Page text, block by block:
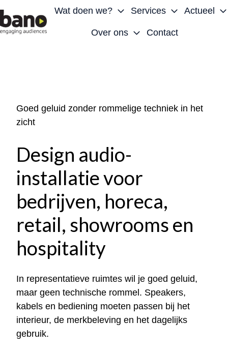
Wat doen we? Services Actueel
Over ons Contact
Goed geluid zonder rommelige techniek in het
zicht
Design audio-
installatie voor
bedrijven, horeca,
retail, showrooms en
hospitality
In representatieve ruimtes wil je goed geluid,
maar geen technische rommel. Speakers,
kabels en bediening moeten passen bij het
interieur, de merkbeleving en het dagelijks
gebruik.